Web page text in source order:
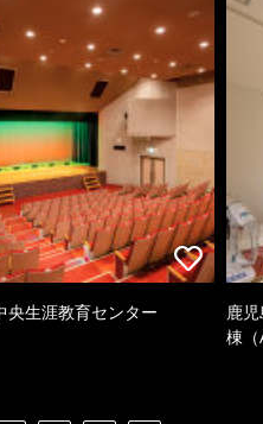
央生涯教育センター
鹿
棟